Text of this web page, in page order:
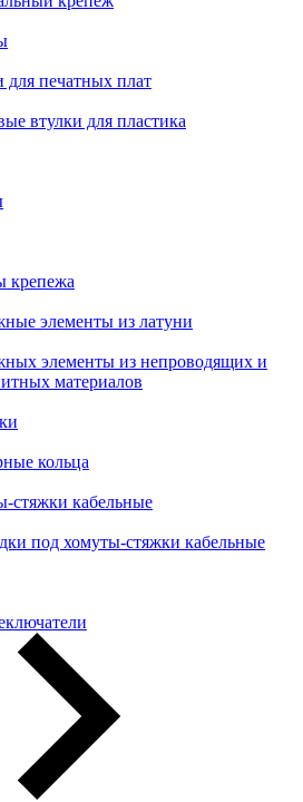
для печатных плат
втулки для пластика
крепежа
элементы из латуни
элементы из непроводящих и
материалов
кольца
стяжки кабельные
под хомуты-стяжки кабельные